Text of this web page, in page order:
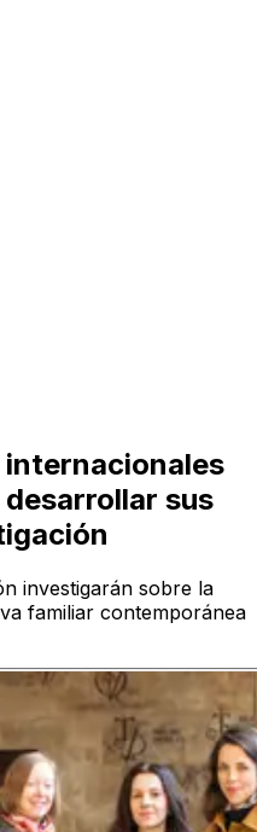
sus
investigarán sobre la
familiar contemporánea